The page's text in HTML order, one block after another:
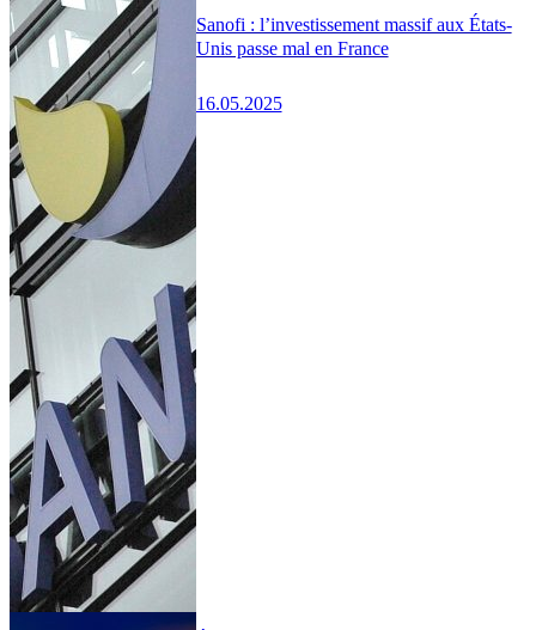
Sanofi : l’investissement massif aux États-
Unis passe mal en France
16.05.2025